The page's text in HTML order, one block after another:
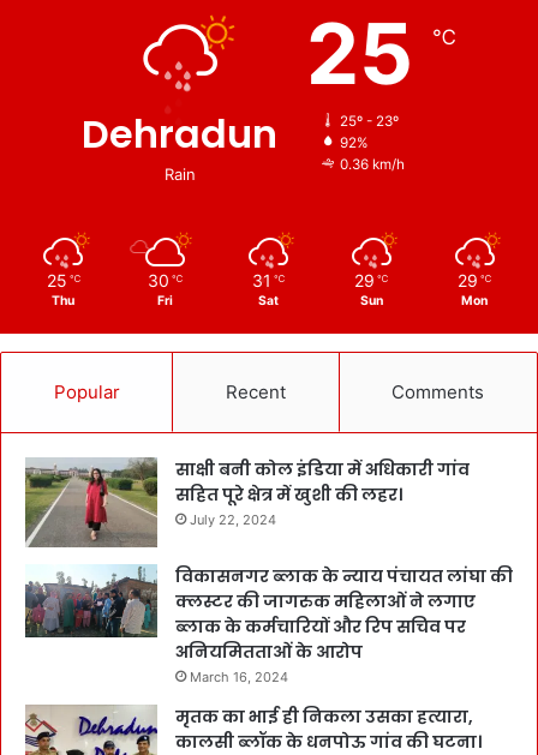
Dehradun
Rain
25 ℃
25º - 23º
92%
0.36 km/h
25 ℃
Thu
30 ℃
Fri
31 ℃
Sat
29 ℃
Sun
29 ℃
Mon
Popular Recent Comments
साक्षी बनी कोल इंडिया में अधिकारी गांव
सहित पूरे क्षेत्र में खुशी की लहर।
July 22, 2024
विकासनगर ब्लाक के न्याय पंचायत लांघा की
क्लस्टर की जागरुक महिलाओं ने लगाए
ब्लाक के कर्मचारियों और रिप सचिव पर
अनियमितताओं के आरोप
March 16, 2024
मृतक का भाई ही निकला उसका हत्यारा,
कालसी ब्लॉक के धनपोऊ गांव की घटना।